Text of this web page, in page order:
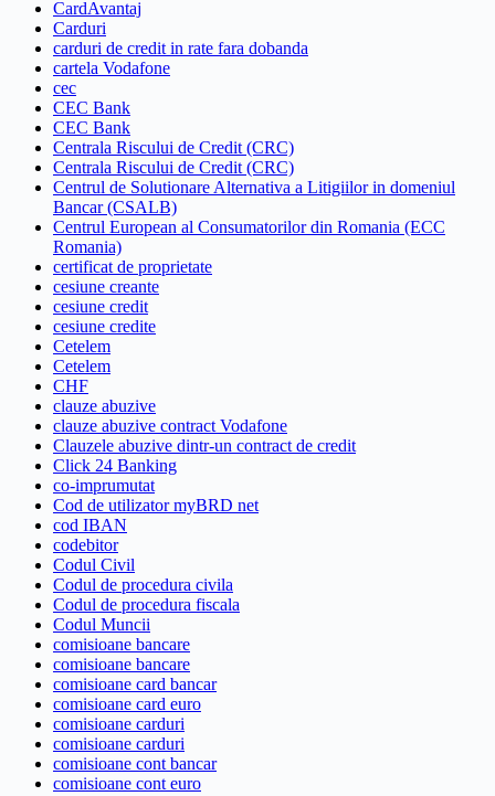
CardAvantaj
Carduri
carduri de credit in rate fara dobanda
cartela Vodafone
cec
CEC Bank
CEC Bank
Centrala Riscului de Credit (CRC)
Centrala Riscului de Credit (CRC)
Centrul de Solutionare Alternativa a Litigiilor in domeniul
Bancar (CSALB)
Centrul European al Consumatorilor din Romania (ECC
Romania)
certificat de proprietate
cesiune creante
cesiune credit
cesiune credite
Cetelem
Cetelem
CHF
clauze abuzive
clauze abuzive contract Vodafone
Clauzele abuzive dintr-un contract de credit
Click 24 Banking
co-imprumutat
Cod de utilizator myBRD net
cod IBAN
codebitor
Codul Civil
Codul de procedura civila
Codul de procedura fiscala
Codul Muncii
comisioane bancare
comisioane bancare
comisioane card bancar
comisioane card euro
comisioane carduri
comisioane carduri
comisioane cont bancar
comisioane cont euro